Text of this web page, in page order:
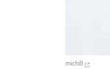
michill